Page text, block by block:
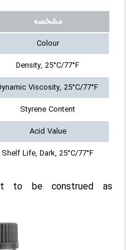
مشخصه
Colour
Density, 25°C/77°F
Viscosity, 25°C/77°F
Styrene Content
Acid Value
Shelf Life, Dark, 25°C/77°F
to be construed as